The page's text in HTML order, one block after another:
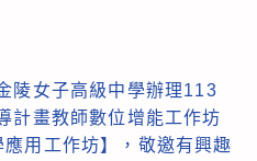
陵女子高級中學辦理113
計畫教師數位增能工作坊
用工作坊】，敬邀有興趣